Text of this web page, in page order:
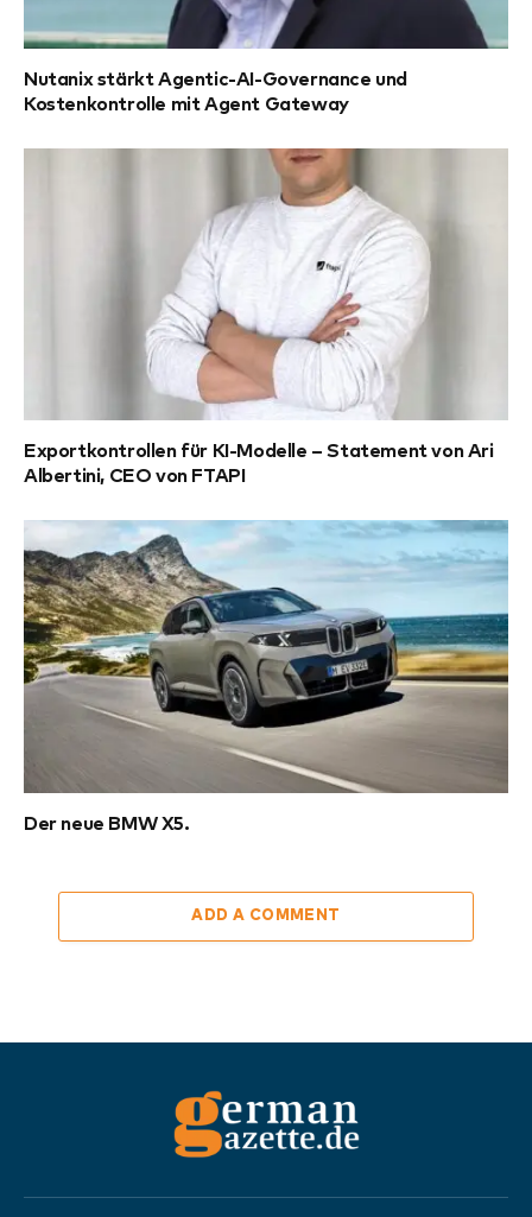
Nutanix stärkt Agentic-AI-Governance und
Kostenkontrolle mit Agent Gateway
Exportkontrollen für KI-Modelle – Statement von Ari
Albertini, CEO von FTAPI
Der neue BMW X5.
ADD A COMMENT